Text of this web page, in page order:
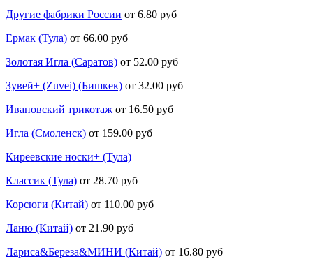
Другие фабрики России от 6.80 руб
Ермак (Тула) от 66.00 руб
Золотая Игла (Саратов) от 52.00 руб
Зувей+ (Zuvei) (Бишкек) от 32.00 руб
Ивановский трикотаж от 16.50 руб
Игла (Смоленск) от 159.00 руб
Киреевские носки+ (Тула)
Классик (Тула) от 28.70 руб
Корсюги (Китай) от 110.00 руб
Ланю (Китай) от 21.90 руб
Лариса&Береза&МИНИ (Китай) от 16.80 руб